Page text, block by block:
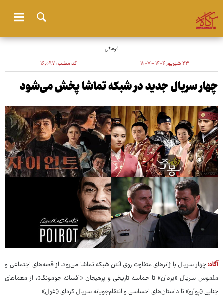
فرهنگی
۲۳ شهریور ۱۴۰۴ - ۱۱:۰۷ کد مطلب:۱۶٬۰۹۷
چهار سریال جدید در شبکه تماشا پخش می‌شود
آگاه:چهار سریال با ژانرهای متفاوت روی آنتن شبکه تماشا می‌رود. از قصه‌های اجتماعی و
ملموس سریال «یزدان» تا حماسه تاریخی و پرهیجان «افسانه جومونگ»، از معماهای
جنایی «پوآرو» تا داستان‌های احساسی و انتقام‌جویانه سریال کره‌ای «غول»